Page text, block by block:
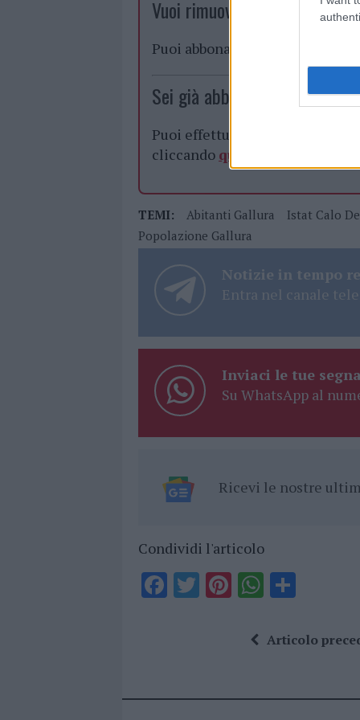
Vuoi rimuovere le pubblicità
Puoi abbonarti a
Sei già abbonato?
Puoi effettuare l'accesso
cliccando qui
TEMI: Abitanti Gallura Istat Calo
Popolazione Gallura
Notizie in tempo
Entra nel canale
Inviaci le tue
Su WhatsApp al
Ricevi le nostre
Condividi l'articolo
F T Pi
te
W
ata
Articolo